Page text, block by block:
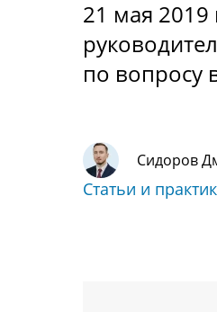
21 мая
по вопросу
Сидоров
Статьи и